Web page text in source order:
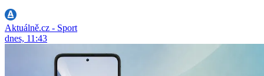
Aktuálně.cz - Sport
dnes, 11:43